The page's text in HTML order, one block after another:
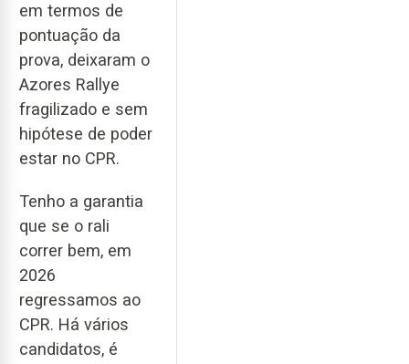
em termos de
pontuação da
prova, deixaram o
Azores Rallye
fragilizado e sem
hipótese de poder
estar no CPR.
Tenho a garantia
que se o rali
correr bem, em
2026
regressamos ao
CPR. Há vários
candidatos, é